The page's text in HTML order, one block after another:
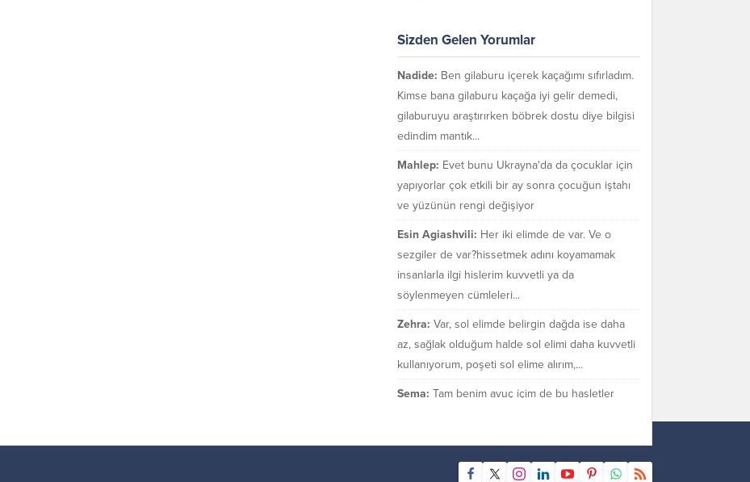
Sizden Gelen Yorumlar
Nadide: Ben gilaburu içerek kaçağımı sıfırladım.
Kimse bana gilaburu kaçağa iyi gelir demedi,
gilaburuyu araştırırken böbrek dostu diye bilgisi
edindim mantık...
Mahlep: Evet bunu Ukrayna'da da çocuklar için
yapıyorlar çok etkili bir ay sonra çocuğun iştahı
ve yüzünün rengi değişiyor
Esin Agiashvili: Her iki elimde de var. Ve o
sezgiler de var?hissetmek adını koyamamak
insanlarla ilgi hislerim kuvvetli ya da
söylenmeyen cümleleri...
Zehra: Var, sol elimde belirgin dağda ise daha
az, sağlak olduğum halde sol elimi daha kuvvetli
kullanıyorum, poşeti sol elime alırım,...
Sema: Tam benim avuç içim de bu hasletler